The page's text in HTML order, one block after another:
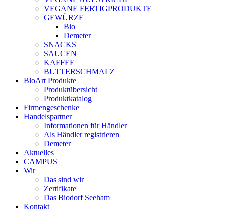
VEGANE FERTIGPRODUKTE
GEWÜRZE
Bio
Demeter
SNACKS
SAUCEN
KAFFEE
BUTTERSCHMALZ
BioArt Produkte
Produktübersicht
Produktkatalog
Firmengeschenke
Handelspartner
Informationen für Händler
Als Händler registrieren
Demeter
Aktuelles
CAMPUS
Wir
Das sind wir
Zertifikate
Das Biodorf Seeham
Kontakt